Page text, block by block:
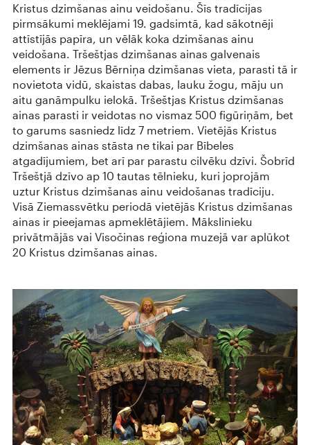
Kristus dzimšanas ainu veidošanu. Šīs tradīcijas
pirmsākumi meklējami 19. gadsimtā, kad sākotnēji
attīstījās papīra, un vēlāk koka dzimšanas ainu
veidošana. Tršeštjas dzimšanas ainas galvenais
elements ir Jēzus Bērniņa dzimšanas vieta, parasti tā ir
novietota vidū, skaistas dabas, lauku žogu, māju un
aitu ganāmpulku ielokā. Tršeštjas Kristus dzimšanas
ainas parasti ir veidotas no vismaz 500 figūriņām, bet
to garums sasniedz līdz 7 metriem. Vietējās Kristus
dzimšanas ainas stāsta ne tikai par Bībeles
atgadījumiem, bet arī par parastu cilvēku dzīvi. Šobrīd
Tršeštjā dzīvo ap 10 tautas tēlnieku, kuri joprojām
uztur Kristus dzimšanas ainu veidošanas tradīciju.
Visā Ziemassvētku periodā vietējās Kristus dzimšanas
ainas ir pieejamas apmeklētājiem. Mākslinieku
privātmājās vai Visočinas reģiona muzejā var aplūkot
20 Kristus dzimšanas ainas.